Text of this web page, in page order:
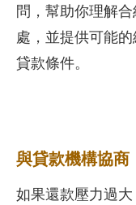
問，幫助你理解
處，並提供可能
貸款條件。
與貸款機構協商
如果還款壓力過